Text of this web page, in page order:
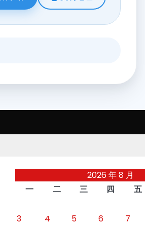
2026 年 8 月
一
二 三 四 五
3
4 5 6 7